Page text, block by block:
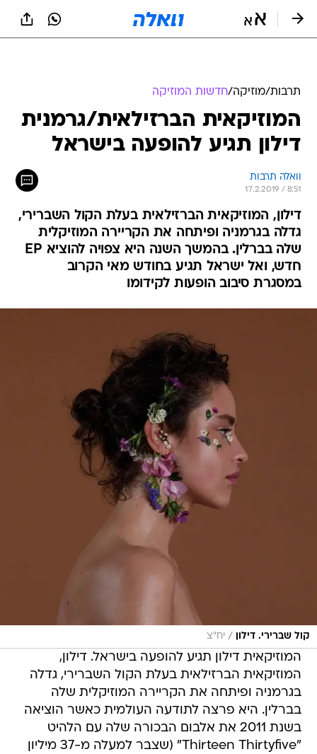
תרבות/מוזיקה/חדשות המוזיקה
המוזיקאית הברזילאית/גרמנית
דילון תגיע להופעה בישראל
וואלה תרבות
17.2.2019 / 8:51
דילון, המוזיקאית הברזילאית בעלת הקול השברירי,
גדלה בגרמניה ופיתחה את הקריירה המוזיקלית
שלה בברלין. בהמשך השנה היא צפויה להוציא EP
חדש, ואל ישראל תגיע בחודש מאי הקרוב
במסגרת סיבוב הופעות לקידומו
קול שברירי. דילון / יח"צ
המוזיקאית דילון תגיע להופעה בישראל. דילון,
המוזיקאית הברזילאית בעלת הקול השברירי, גדלה
בגרמניה ופיתחה את הקריירה המוזיקלית שלה
בברלין. היא פרצה לתודעה העולמית כאשר הוציאה
בשנת 2011 את אלבום הבכורה שלה עם הלהיט
"Thirteen Thirtyfive" (שצבר למעלה מ-37 מיליון